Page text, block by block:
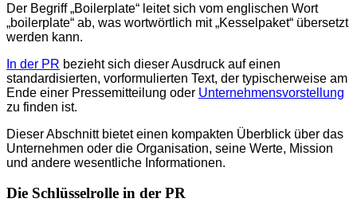
Der Begriff „Boilerplate“ leitet sich vom englischen Wort
„boilerplate“ ab, was wortwörtlich mit „Kesselpaket“ übersetzt
werden kann.
In der PR bezieht sich dieser Ausdruck auf einen
standardisierten, vorformulierten Text, der typischerweise am
Ende einer Pressemitteilung oder Unternehmensvorstellung
zu finden ist.
Dieser Abschnitt bietet einen kompakten Überblick über das
Unternehmen oder die Organisation, seine Werte, Mission
und andere wesentliche Informationen.
Die Schlüsselrolle in der PR